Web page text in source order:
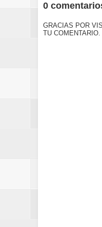
0
GRACIAS POR
TU COMENTARIO.